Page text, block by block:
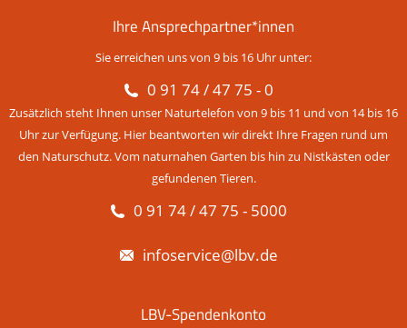
Ihre Ansprechpartner*innen
Sie erreichen uns von 9 bis 16 Uhr unter:
0 91 74 / 47 75 - 0
Zusätzlich steht Ihnen unser Naturtelefon von 9 bis 11 und von 14 bis 16
Uhr zur Verfügung. Hier beantworten wir direkt Ihre Fragen rund um
den Naturschutz. Vom naturnahen Garten bis hin zu Nistkästen oder
gefundenen Tieren.
0 91 74 / 47 75 - 5000
infoservice@lbv.de
LBV-Spendenkonto